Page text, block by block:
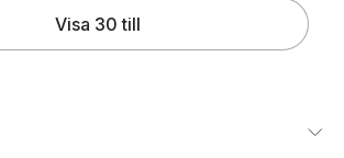
Visa 30 till